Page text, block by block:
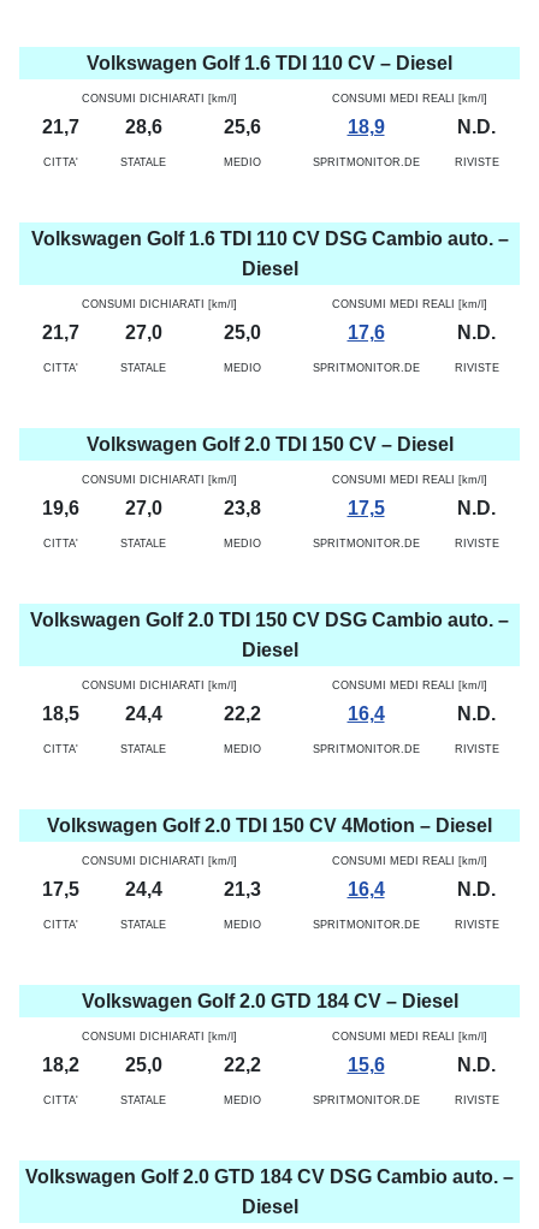
Volkswagen Golf 1.6 TDI 110 CV – Diesel
CONSUMI DICHIARATI [km/l] CONSUMI MEDI REALI [km/l]
21,7 28,6 25,6 18,9 N.D.
CITTA' STATALE MEDIO SPRITMONITOR.DE RIVISTE
Volkswagen Golf 1.6 TDI 110 CV DSG Cambio auto. –
Diesel
CONSUMI DICHIARATI [km/l] CONSUMI MEDI REALI [km/l]
21,7 27,0 25,0 17,6 N.D.
CITTA' STATALE MEDIO SPRITMONITOR.DE RIVISTE
Volkswagen Golf 2.0 TDI 150 CV – Diesel
CONSUMI DICHIARATI [km/l] CONSUMI MEDI REALI [km/l]
19,6 27,0 23,8 17,5 N.D.
CITTA' STATALE MEDIO SPRITMONITOR.DE RIVISTE
Volkswagen Golf 2.0 TDI 150 CV DSG Cambio auto. –
Diesel
CONSUMI DICHIARATI [km/l] CONSUMI MEDI REALI [km/l]
18,5 24,4 22,2 16,4 N.D.
CITTA' STATALE MEDIO SPRITMONITOR.DE RIVISTE
Volkswagen Golf 2.0 TDI 150 CV 4Motion – Diesel
CONSUMI DICHIARATI [km/l] CONSUMI MEDI REALI [km/l]
17,5 24,4 21,3 16,4 N.D.
CITTA' STATALE MEDIO SPRITMONITOR.DE RIVISTE
Volkswagen Golf 2.0 GTD 184 CV – Diesel
CONSUMI DICHIARATI [km/l] CONSUMI MEDI REALI [km/l]
18,2 25,0 22,2 15,6 N.D.
CITTA' STATALE MEDIO SPRITMONITOR.DE RIVISTE
Volkswagen Golf 2.0 GTD 184 CV DSG Cambio auto. –
Diesel